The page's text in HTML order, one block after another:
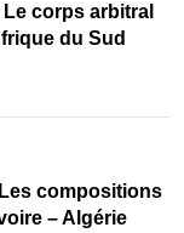
corps arbitral
du Sud
compositions
– Algérie